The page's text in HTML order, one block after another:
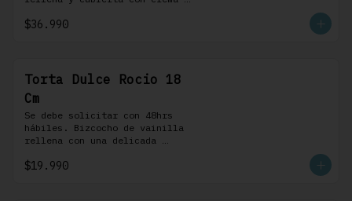
profiteroles.
$36.990
Torta Dulce Rocio 18
Cm
Se debe solicitar con 48hrs
hábiles. Bizcocho de vainilla
rellena con una delicada
de leche cubierta con nuestra
$19.990